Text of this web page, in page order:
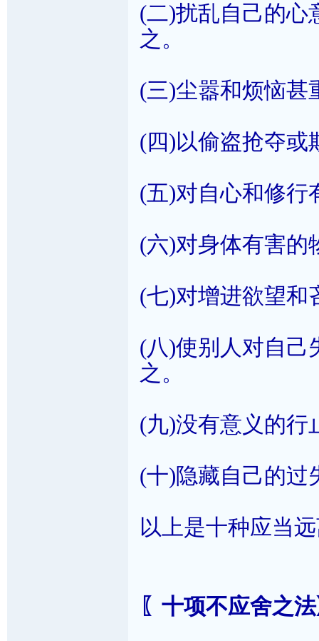
(二)扰乱自己的心
之。
(三)尘嚣和烦恼甚
(四)以偷盗抢夺或
(五)对自心和修行
(六)对身体有害的
(七)对增进欲望和
(八)使别人对自己
之。
(九)没有意义的行
(十)隐藏自己的过
以上是十种应当
〖十项不应舍之